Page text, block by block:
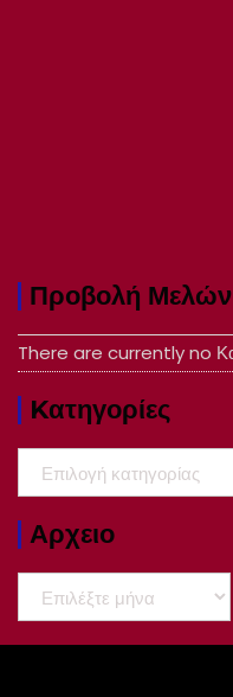
Προβολή
There are currently no
Kατηγορίες
Αρχειο